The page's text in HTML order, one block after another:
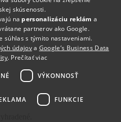
skúsenosti.
na personalizáciu reklám a
partnerov ako Google.
súhlas s týmito nastaveniami.
údajova Google’s Business Data
. Prečítať viac
VÝKONNOSŤ
FUNKCIE